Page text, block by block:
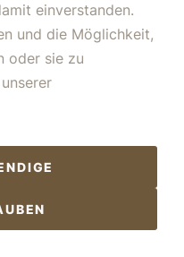
einverstanden.
und die Möglichkeit,
oder sie zu